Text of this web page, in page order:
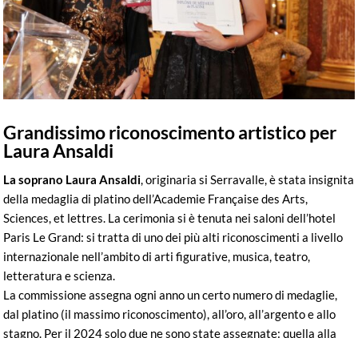
Grandissimo riconoscimento artistico per
Laura Ansaldi
La soprano Laura Ansaldi, originaria si Serravalle, è stata insignita
della medaglia di platino dell’Academie Française des Arts,
Sciences, et lettres. La cerimonia si è tenuta nei saloni dell’hotel
Paris Le Grand: si tratta di uno dei più alti riconoscimenti a livello
internazionale nell’ambito di arti figurative, musica, teatro,
letteratura e scienza.
La commissione assegna ogni anno un certo numero di medaglie,
dal platino (il massimo riconoscimento), all’oro, all’argento e allo
stagno. Per il 2024 solo due ne sono state assegnate: quella alla